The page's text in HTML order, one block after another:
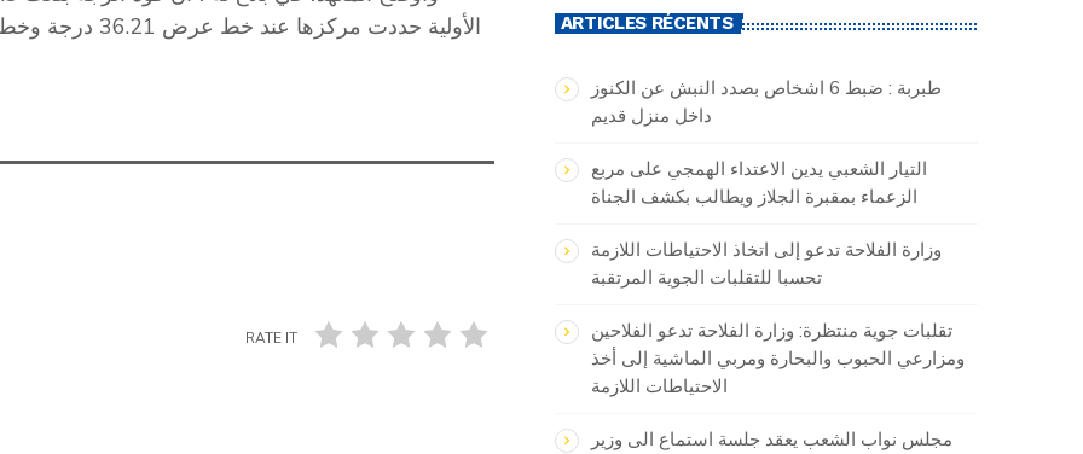
RATE IT
ARTICLES RÉCENTS
طبربة : ضبط 6 اشخاص بصدد النبش عن الكنوز
داخل منزل قديم
التيار الشعبي يدين الاعتداء الهمجي على مربع
الزعماء بمقبرة الجلاز ويطالب بكشف الجناة
وزارة الفلاحة تدعو إلى اتخاذ الاحتياطات اللازمة
تحسبا للتقلبات الجوية المرتقبة
تقلبات جوية منتظرة: وزارة الفلاحة تدعو الفلاحين
ومزارعي الحبوب والبحارة ومربي الماشية إلى أخذ
الاحتياطات اللازمة
مجلس نواب الشعب يعقد جلسة استماع الى وزير